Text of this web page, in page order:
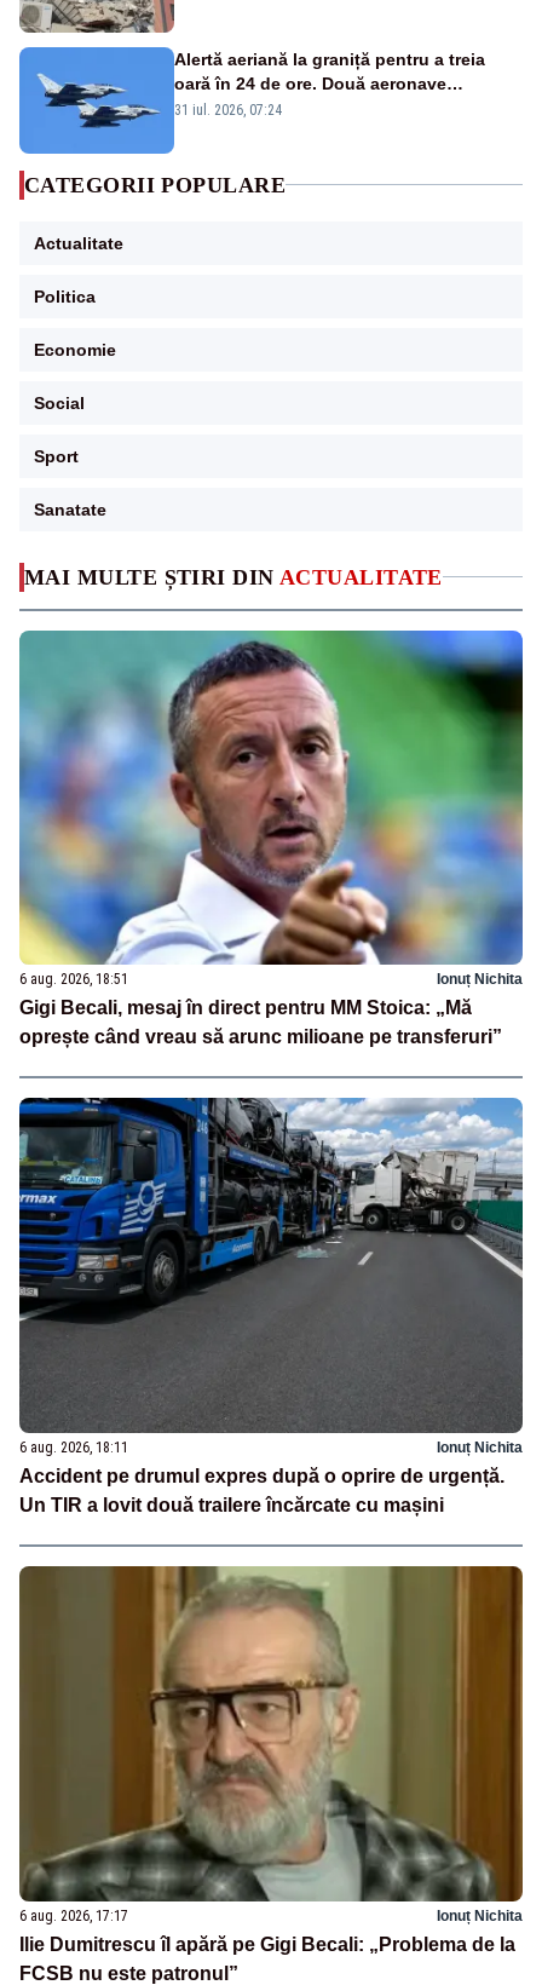
MAI MULTE ȘTIRI DIN ACTUALITATE
6 aug. 2026, 18:51 Ionuț Nichita
Gigi Becali, mesaj în direct pentru MM Stoica: „Mă
oprește când vreau să arunc milioane pe transferuri”
6 aug. 2026, 18:11 Ionuț Nichita
Accident pe drumul expres după o oprire de urgență.
Un TIR a lovit două trailere încărcate cu mașini
6 aug. 2026, 17:17 Ionuț Nichita
Ilie Dumitrescu îl apără pe Gigi Becali: „Problema de la
FCSB nu este patronul”
Alertă aeriană la graniță pentru a treia
oară în 24 de ore. Două aeronave
Eurofighter britanice au fost ridicate de la
31 iul. 2026, 07:24
CATEGORII POPULARE
Actualitate
Politica
Economie
Social
Sport
Sanatate